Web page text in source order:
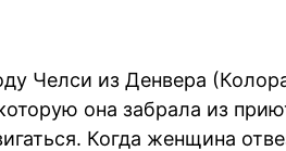
Челси из Денвера
она забрала из
Когда женщина